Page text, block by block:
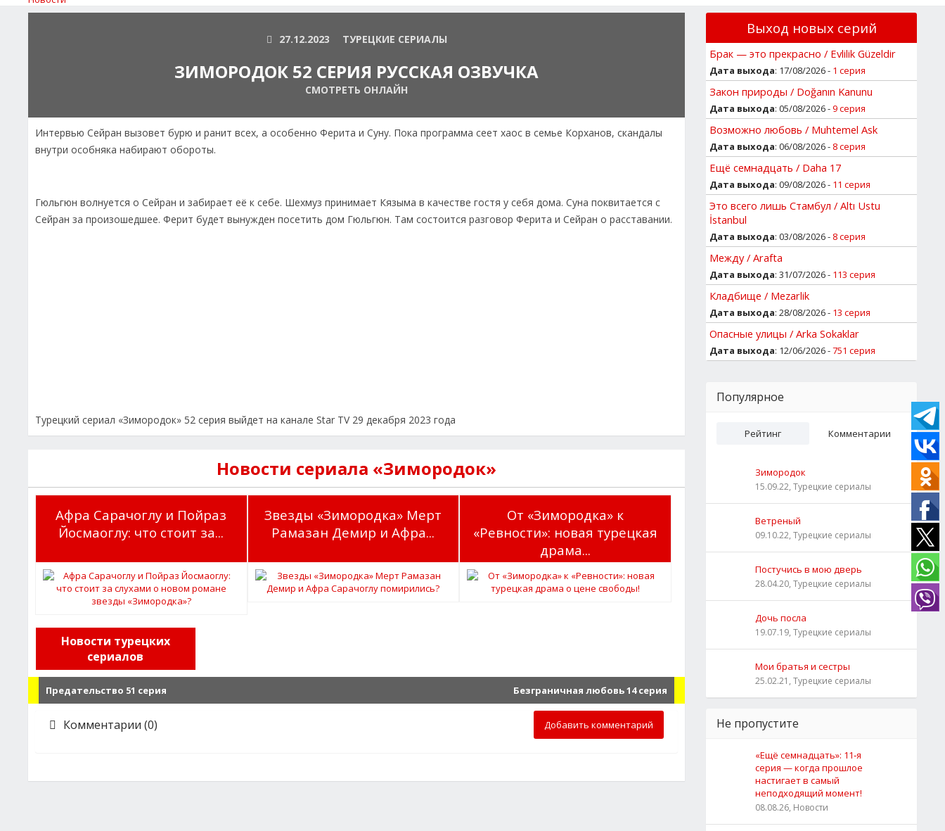
27.12.2023 ТУРЕЦКИЕ СЕРИАЛЫ
ЗИМОРОДОК 52 СЕРИЯ РУССКАЯ ОЗВУЧКА
СМОТРЕТЬ ОНЛАЙН
Интервью Сейран вызовет бурю и ранит всех, а особенно Ферита и Суну. Пока программа сеет хаос в семье Корханов, скандалы
внутри особняка набирают обороты.
Гюльгюн волнуется о Сейран и забирает её к себе. Шехмуз принимает Кязыма в качестве гостя у себя дома. Суна поквитается с
Сейран за произошедшее. Ферит будет вынужден посетить дом Гюльгюн. Там состоится разговор Ферита и Сейран о расставании.
Турецкий сериал «Зимородок» 52 серия выйдет на канале Star TV 29 декабря 2023 года
Новости сериала «Зимородок»
Афра Сарачоглу и Пойраз
Йосмаоглу: что стоит за...
Звезды «Зимородка» Мерт
Рамазан Демир и Афра...
От «Зимородка» к
«Ревности»: новая турецкая
драма...
Новости турецких
сериалов
Предательство 51 серия Безграничная любовь 14 серия
Комментарии (0) Добавить комментарий
Выход новых серий
Брак — это прекрасно / Evlilik Güzeldir
Дата выхода: 17/08/2026 - 1 серия
Закон природы / Doğanın Kanunu
Дата выхода: 05/08/2026 -9 серия
Возможно любовь / Muhtemel Ask
Дата выхода: 06/08/2026 - 8 серия
Ещё семнадцать / Daha 17
Дата выхода: 09/08/2026 - 11 серия
Это всего лишь Стамбул / Altı Ustu
İstanbul
Дата выхода: 03/08/2026 - 8 серия
Между / Arafta
Дата выхода: 31/07/2026 - 113 серия
Кладбище / Mezarlik
Дата выхода: 28/08/2026 - 13 серия
Опасные улицы / Arka Sokaklar
Дата выхода: 12/06/2026 -751 серия
Популярное
Рейтинг Комментарии
Зимородок
15.09.22, Турецкие сериалы
Ветреный
09.10.22, Турецкие сериалы
Постучись в мою дверь
28.04.20, Турецкие сериалы
Дочь посла
19.07.19, Турецкие сериалы
Мои братья и сестры
25.02.21, Турецкие сериалы
Не пропустите
«Ещё семнадцать»: 11‑я
серия — когда прошлое
настигает в самый
неподходящий момент!
08.08.26, Новости